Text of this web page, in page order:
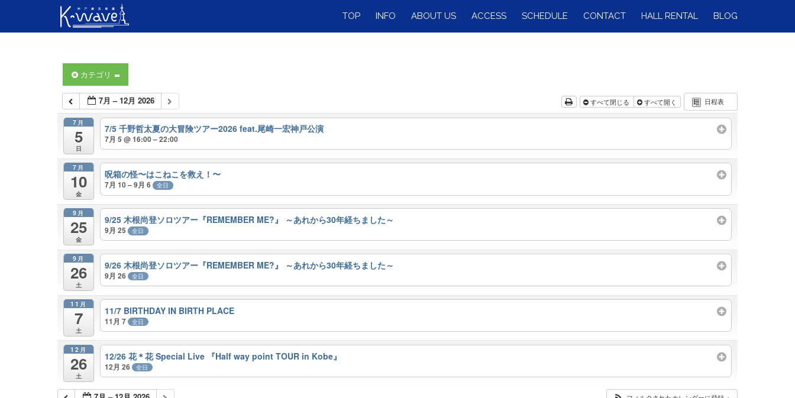
TOP INFO ABOUT US ACCESS SCHEDULE CONTACT HALL RENTAL BLOG
カテゴリ
日程表
7月 – 12月 2026 すべて閉じる すべて開く
7月
5
日
7/5 千野哲太夏の大冒険ツアー2026 feat.尾崎一宏神戸公演
7月 5 @ 16:00 – 22:00
7月
10
金
呪箱の怪〜はこねこを救え！〜
7月 10 – 9月 6 全日
9月
25
金
9/25 木根尚登ソロツアー『REMEMBER ME?』 ～あれから30年経ちました～
9月 25 全日
9月
26
土
9/26 木根尚登ソロツアー『REMEMBER ME?』 ～あれから30年経ちました～
9月 26 全日
11月
7
土
11/7 BIRTHDAY IN BIRTH PLACE
11月 7 全日
12月
26
土
12/26 花＊花 Special Live 『Half way point TOUR in Kobe』
12月 26 全日